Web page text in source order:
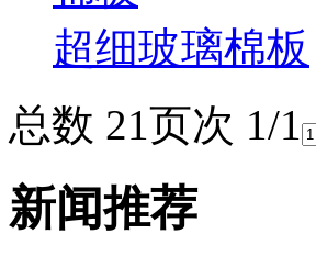
超细玻璃棉板
总数 21页次 1/1
新闻推荐